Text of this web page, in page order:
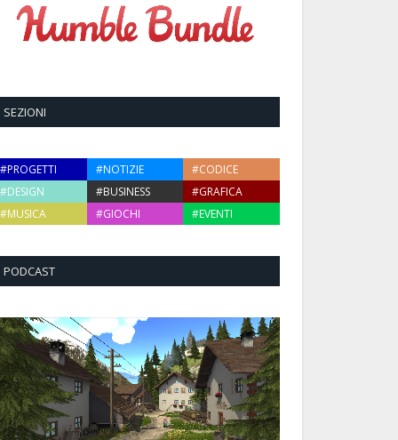
SEZIONI
#PROGETTI #NOTIZIE
#CODICE
#DESIGN
#BUSINESS
#GRAFICA
#MUSICA
#GIOCHI #EVENTI
PODCAST